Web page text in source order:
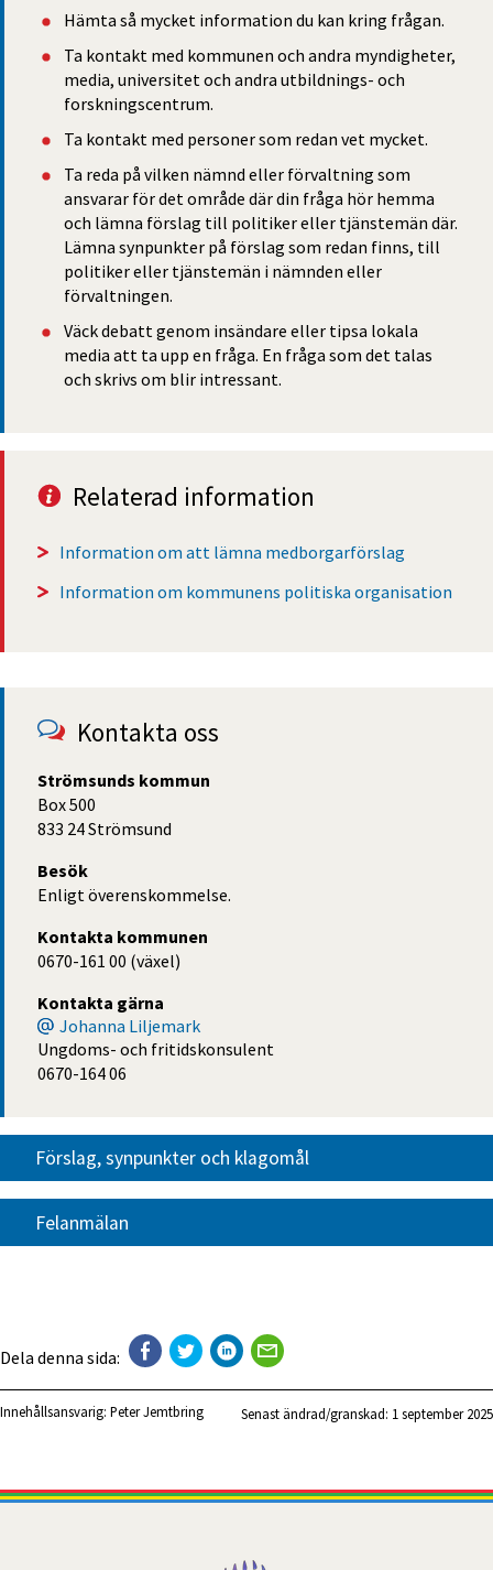
Hämta så mycket information du kan kring frågan.
Ta kontakt med kommunen och andra myndigheter,
media, universitet och andra utbildnings- och
forskningscentrum.
Ta kontakt med personer som redan vet mycket.
Ta reda på vilken nämnd eller förvaltning som
ansvarar för det område där din fråga hör hemma
och lämna förslag till politiker eller tjänstemän där.
Lämna synpunkter på förslag som redan finns, till
politiker eller tjänstemän i nämnden eller
förvaltningen.
Väck debatt genom insändare eller tipsa lokala
media att ta upp en fråga. En fråga som det talas
och skrivs om blir intressant.
Relaterad information
Information om att lämna medborgarförslag
Information om kommunens politiska organisation
Kontakta oss
Strömsunds kommun
Box 500
833 24 Strömsund
Besök
Enligt överenskommelse.
Kontakta kommunen
0670-161 00 (växel)
Kontakta gärna
Johanna Liljemark
Ungdoms- och fritidskonsulent
0670-164 06
Förslag, synpunkter och klagomål
Felanmälan
Dela denna sida:
Innehållsansvarig: Peter Jemtbring Senast ändrad/granskad: 1 september 2025